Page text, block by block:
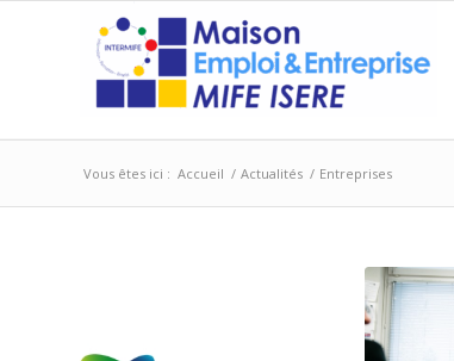
Vous êtes ici : Accueil / Actualités / Entreprises